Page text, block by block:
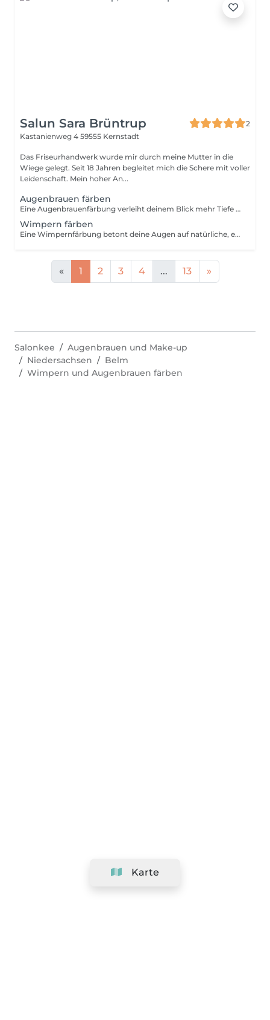
Salun Sara Brüntrup
2
Kastanienweg 4 59555 Kernstadt
Das Friseurhandwerk wurde mir durch meine Mutter in die
Wiege gelegt. Seit 18 Jahren begleitet mich die Schere mit voller
Leidenschaft. Mein hoher An...
Augenbrauen färben
Eine Augenbrauenfärbung verleiht deinem Blick mehr Tiefe & veredelt deinen Ausdruck.
Wimpern färben
Eine Wimpernfärbung betont deine Augen auf natürliche, elegante Weise & verleiht dein Antlitz mehr Tiefe.
« 1 2 3 4 ... 13 »
Karte
Salonkee
Augenbrauen und Make-up
Niedersachsen
Belm
Wimpern und Augenbrauen färben